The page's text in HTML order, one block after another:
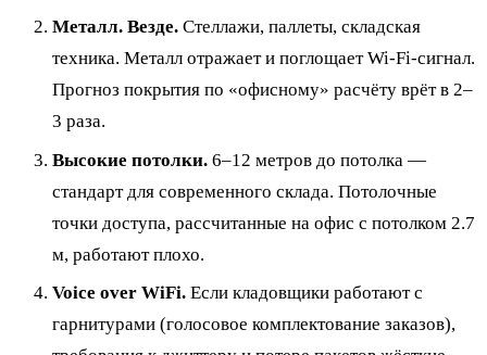
Металл. Везде. Стеллажи, паллеты, складская
техника. Металл отражает и поглощает Wi-Fi-сигнал.
Прогноз покрытия по «офисному» расчёту врёт в 2–
3 раза.
Высокие потолки. 6–12 метров до потолка —
стандарт для современного склада. Потолочные
точки доступа, рассчитанные на офис с потолком 2.7
м, работают плохо.
Voice over WiFi. Если кладовщики работают с
гарнитурами (голосовое комплектование заказов),